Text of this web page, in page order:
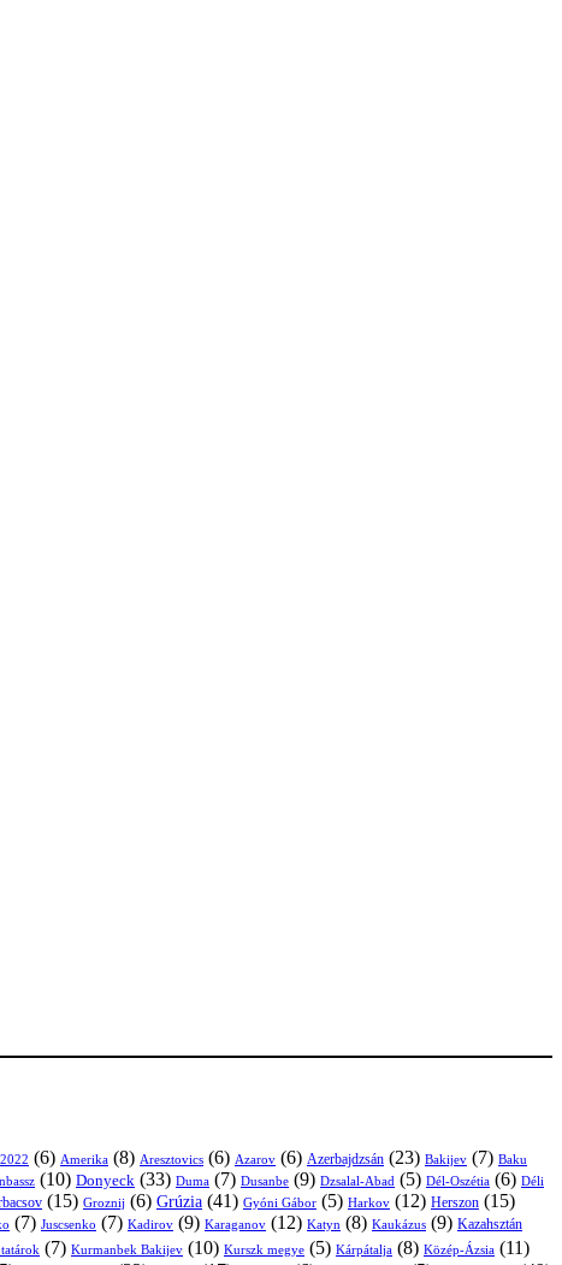
2022 (6) Amerika (8) Aresztovics (6) Azarov (6) Azerbajdzsán (23) Bakijev (7) Baku
(10) Donyeck (33) Duma (7) Dusanbe (9) Dzsalal-Abad (5) Dél-Oszétia (6) Déli
(15) Groznij (6) Grúzia (41) Gyóni Gábor (5) Harkov (12) Herszon (15)
(7) Juscsenko (7) Kadirov (9) Karaganov (12) Katyn (8) Kaukázus (9) Kazahsztán
(7) Kurmanbek Bakijev (10) Kurszk megye (5) Kárpátalja (8) Közép-Ázsia (11)